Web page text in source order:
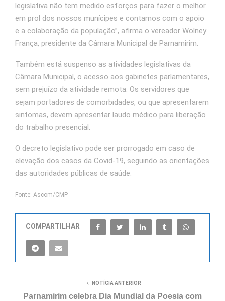
legislativa não tem medido esforços para fazer o melhor
em prol dos nossos munícipes e contamos com o apoio
e a colaboração da população”, afirma o vereador Wolney
França, presidente da Câmara Municipal de Parnamirim.
Também está suspenso as atividades legislativas da
Câmara Municipal, o acesso aos gabinetes parlamentares,
sem prejuízo da atividade remota. Os servidores que
sejam portadores de comorbidades, ou que apresentarem
sintomas, devem apresentar laudo médico para liberação
do trabalho presencial.
O decreto legislativo pode ser prorrogado em caso de
elevação dos casos da Covid-19, seguindo as orientações
das autoridades públicas de saúde.
Fonte: Ascom/CMP
COMPARTILHAR
NOTÍCIA ANTERIOR
Parnamirim celebra Dia Mundial da Poesia com